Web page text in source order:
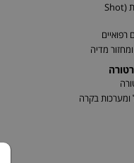
התזת כדוריות (Shot
רפואיים
ומחזור מדיה
בקרה